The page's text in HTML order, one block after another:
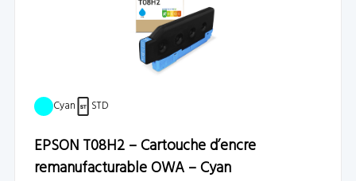
Cyan STD
EPSON T08H2 – Cartouche d’encre
remanufacturable OWA – Cyan